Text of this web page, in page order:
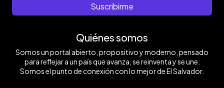
Suscribirme
Quiénes somos
Somos un portal abierto, propositivo y moderno, pensado
para reflejar a un país que avanza, se reinventa y se une.
Somos el punto de conexión con lo mejor de El Salvador.